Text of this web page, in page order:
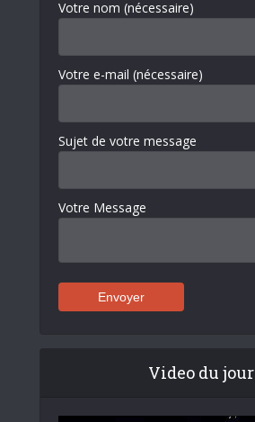
Votre nom (nécessaire)
Votre e-mail (nécessaire)
Sujet de votre message
Votre Message
Video du jour